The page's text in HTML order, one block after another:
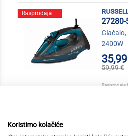
Rasprodaja
27280-
Glačalo,
2400W
59,99 €
Rasprodaja
Koristimo kolačiće